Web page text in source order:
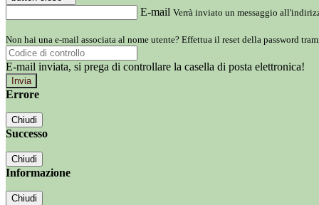
E-mail Verrà inviato un messaggio
Non hai una e-mail associata al nome utente? Effettua il reset della password
E-mail inviata, si prega di controllare la casella di posta elettronica!
Errore
Chiudi
Successo
Chiudi
Informazione
Chiudi